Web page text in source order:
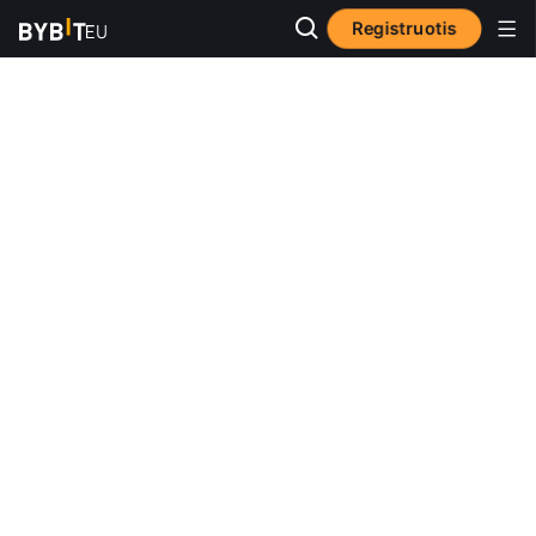
Registruotis